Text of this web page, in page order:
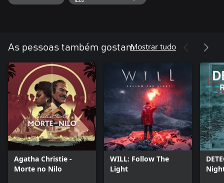
As pessoas também gostamMostrar tudo
Agatha Christie -
Morte no Nilo
WILL: Follow The
Light